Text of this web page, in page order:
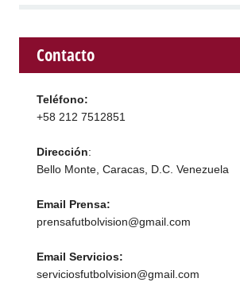
Contacto
Teléfono:
+58 212 7512851
Dirección:
Bello Monte, Caracas, D.C. Venezuela
Email Prensa:
prensafutbolvision@gmail.com
Email Servicios:
serviciosfutbolvision@gmail.com